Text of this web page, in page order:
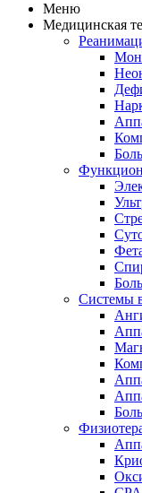
Меню
Медицинская
Системы